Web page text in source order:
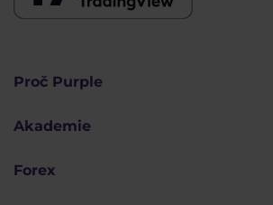
Proč Purple
Akademie
Forex